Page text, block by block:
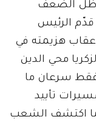
ظل الضعف
قدّم الرئيس
هزيمته في
لزكريا محي الدين
فقط سرعان ما
تأييد
اكتشف الشعب